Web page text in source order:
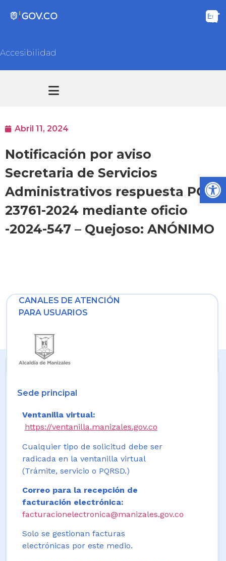
Accesibilidad
Abril 11, 2024
Notificación por aviso
Secretaria de Servicios
Administrativos respuesta PQR
23761-2024 mediante oficio
-2024-547 – Quejoso: ANÓNIMO
CANALES DE ATENCIÓN
PARA USUARIOS
Sede principal
Ventanilla virtual:
https://ventanilla.manizales.gov.co
Cualquier tipo de solicitud debe ser
radicada en la ventanilla virtual
(Trámite, servicio o PQRSD.)
Correo para la recepción de
facturación electrónica:
facturacionelectronica@manizales.gov.co
Solo se gestionan facturas
electrónicas por este medio.